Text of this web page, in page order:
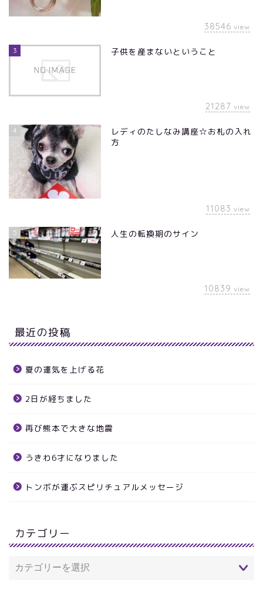
38546 view
3 子供を産まないということ
21287 view
4
レディのたしなみ講座☆お札の入れ
方
11083 view
5 人生の転換期のサイン
10839 view
最近の投稿
夏の運気を上げる花
2日が経ちました
再び熊本で大きな地震
うきわ6才になりました
トンボが運ぶスピリチュアルメッセージ
カテゴリー